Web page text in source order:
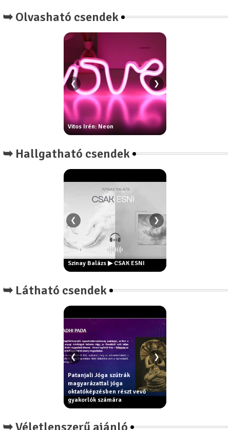
➥ Olvasható csendek
Vitos Irén: Neon
❮ ❯
➥ Hallgatható csendek
Szinay Balázs ▶ CSAK ESNI
❮ ❯
➥ Látható csendek
Patanjali Jóga szútrák
magyarázattal jóga
oktatóképzésben részt vevő
gyakorlók számára
❮ ❯